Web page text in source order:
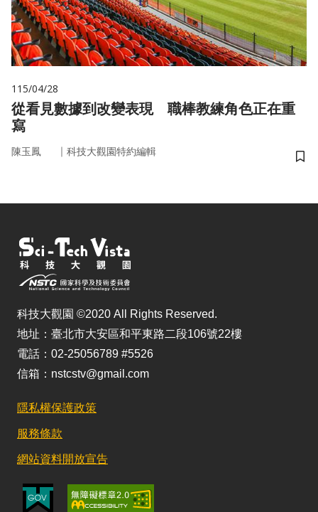
115/04/28
從看見數據到改變表現 職棒教練角色正在重
寫
陳玉鳳 ｜ 科技大觀園特約編輯
儲
科技大觀園 ©2020 All Rights Reserved.
地址：臺北市大安區和平東路二段106號22樓
電話：02-25056789 #5526
信箱：nstcstv@gmail.com
隱私權保護政策
服務條款
網站資料開放宣告